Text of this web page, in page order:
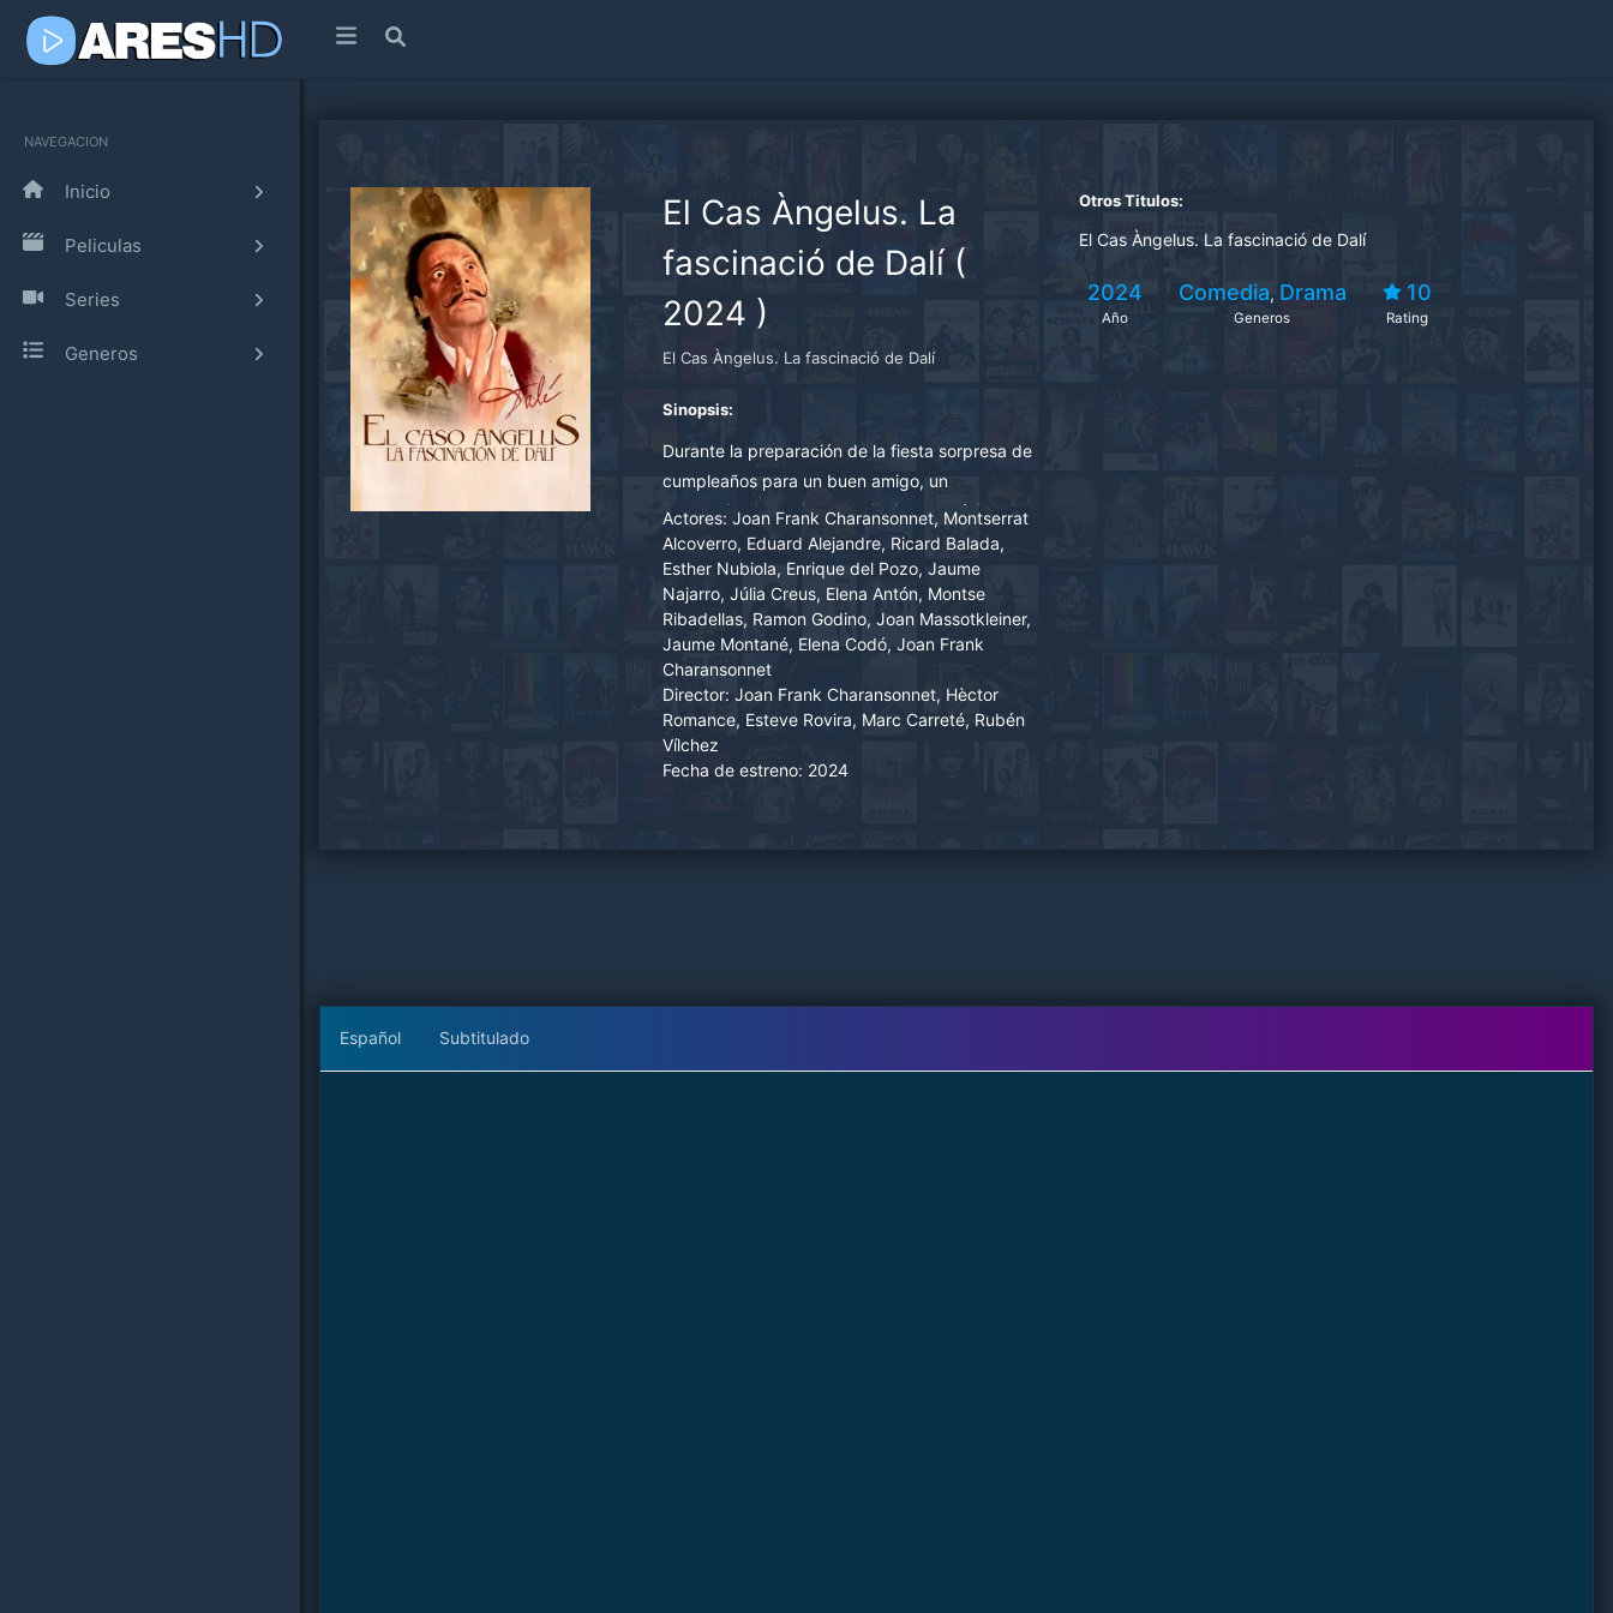
NAVEGACION
Inicio
Peliculas
Series
Generos
El Cas Àngelus. La
fascinació de Dalí (
2024 )
El Cas Àngelus. La fascinació de Dalí
Sinopsis:
Durante la preparación de la fiesta sorpresa de
cumpleaños para un buen amigo, un
‘happening’ con cisnes, bailarinas y música de
Rimsky Korsakov, Salvador Dalí recibe la visita
de un periodista que quiere entrevistarlo a raíz
de uno de los episodios más misteriosos e
intrigantes de su vida: la repentina reaparición
de un tratado que el pintor había escrito más de
20 años atrás y que se perdió durante su huida
con la invasión de los nazis en Francia.
Actores: Joan Frank Charansonnet, Montserrat
Alcoverro, Eduard Alejandre, Ricard Balada,
Esther Nubiola, Enrique del Pozo, Jaume
Najarro, Júlia Creus, Elena Antón, Montse
Ribadellas, Ramon Godino, Joan Massotkleiner,
Jaume Montané, Elena Codó, Joan Frank
Charansonnet
Director: Joan Frank Charansonnet, Hèctor
Romance, Esteve Rovira, Marc Carreté, Rubén
Vílchez
Fecha de estreno: 2024
Otros Titulos:
El Cas Àngelus. La fascinació de Dalí
2024
Año
Comedia, Drama
Generos
10
Rating
Español Subtitulado